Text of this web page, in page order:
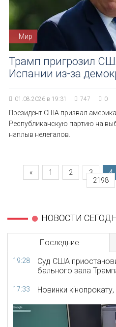
Мир
Трамп пригрозил
Испании из-за
01.08.2026 в 19:31 747 0
Президент США призвал
Республиканскую партию на
наплыв нелегалов.
« 1 2 3 4
2198
НОВОСТИ
Последние
19:28
Суд США
бального зала
17:33 Новинки